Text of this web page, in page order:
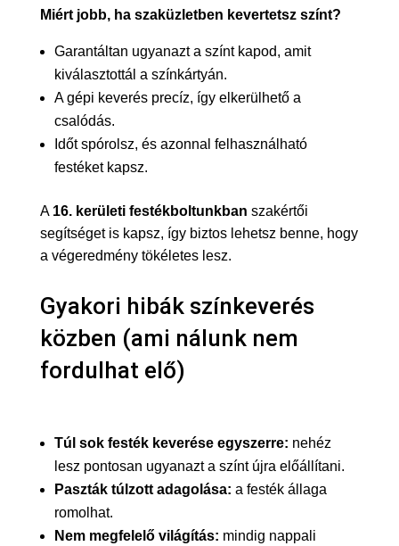
Miért jobb, ha szaküzletben kevertetsz színt?
Garantáltan ugyanazt a színt kapod, amit
kiválasztottál a színkártyán.
A gépi keverés precíz, így elkerülhető a
csalódás.
Időt spórolsz, és azonnal felhasználható
festéket kapsz.
A 16. kerületi festékboltunkban szakértői
segítséget is kapsz, így biztos lehetsz benne, hogy
a végeredmény tökéletes lesz.
Gyakori hibák színkeverés
közben (ami nálunk nem
fordulhat elő)
Túl sok festék keverése egyszerre: nehéz
lesz pontosan ugyanazt a színt újra előállítani.
Paszták túlzott adagolása: a festék állaga
romolhat.
Nem megfelelő világítás: mindig nappali